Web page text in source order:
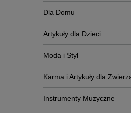
Dla Domu
Artykuły dla Dzieci
Moda i Styl
Karma i Artykuły dla
Instrumenty Muzyczne